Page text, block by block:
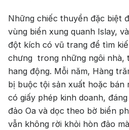
Những chiếc thuyền đặc biệt
vùng biển xung quanh Islay,
đột kích có vũ trang để tìm
chưng trong những ngôi nhà,
hang động. Mỗi năm, Hàng
bị buộc tội sản xuất hoặc bán
có giấy phép kinh doanh,
đảo Oa và dọc theo bờ biển
vẫn không rời khỏi hòn đảo